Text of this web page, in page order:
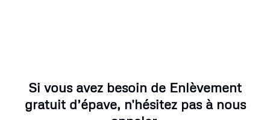
Si vous avez besoin de Enlèvement
gratuit d’épave, n'hésitez pas à nous